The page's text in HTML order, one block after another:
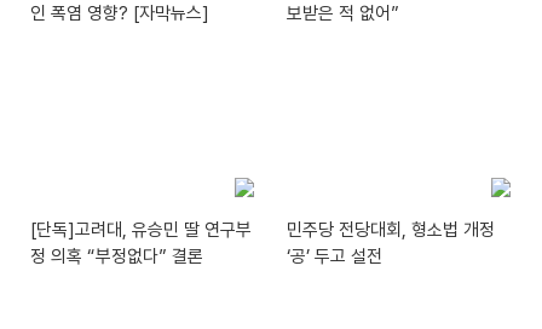
인 폭염 영향? [자막뉴스]
보받은 적 없어”
[단독]고려대, 유승민 딸 연구부
정 의혹 “부정없다” 결론
민주당 전당대회, 형소법 개정
‘공’ 두고 설전